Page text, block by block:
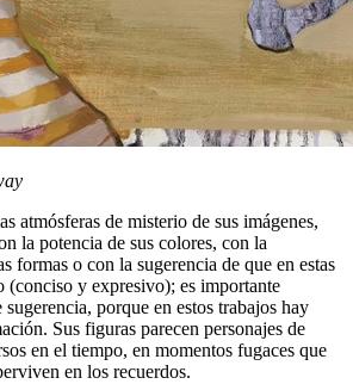
atmósferas de misterio de sus imágenes,
la potencia de sus colores, con la
formas o con la sugerencia de que en estas
(conciso y expresivo); es importante
sugerencia, porque en estos trabajos hay
Sus figuras parecen personajes de
en el tiempo, en momentos fugaces que
en los recuerdos.